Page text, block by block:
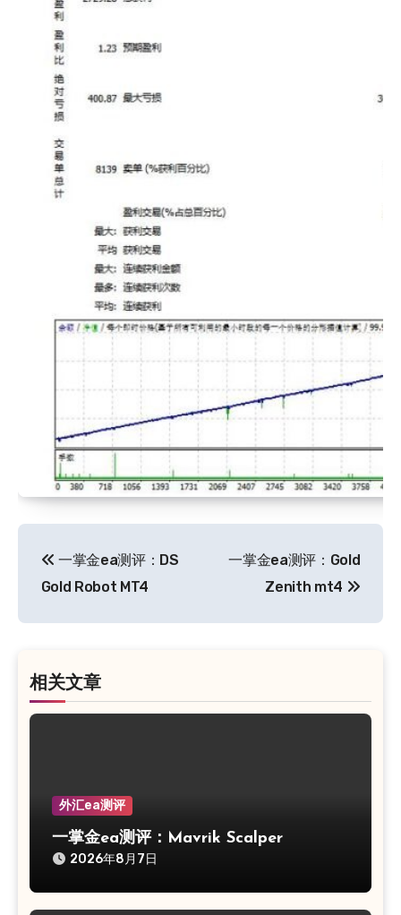
章
导
一掌金ea测评：DS
Gold Robot MT4
一掌金ea测评：Gold
Zenith mt4
相关文章
外汇ea测评
一掌金ea测评：Mavrik Scalper
2026年8月7日